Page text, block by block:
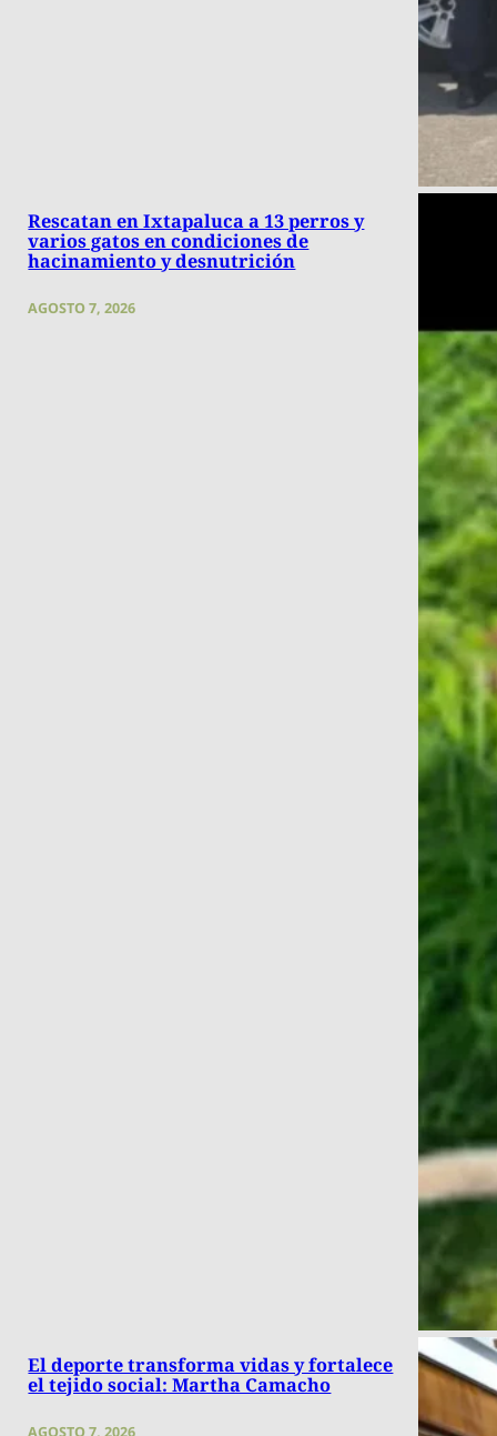
Rescatan en Ixtapaluca a 13 perros y
varios gatos en condiciones de
hacinamiento y desnutrición
AGOSTO 7, 2026
El deporte transforma vidas y fortalece
el tejido social: Martha Camacho
AGOSTO 7, 2026